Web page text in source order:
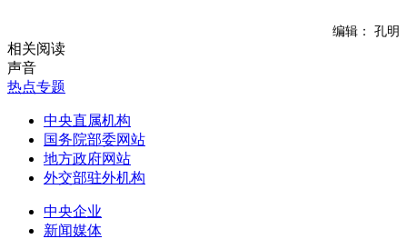
编辑： 孔明
相关阅读
声音
热点专题
中央直属机构
国务院部委网站
地方政府网站
外交部驻外机构
中央企业
新闻媒体